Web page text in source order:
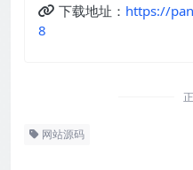
下载地址： https://
8
网站源码